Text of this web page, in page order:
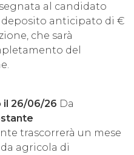
al candidato
anticipato di €
che sarà
del
il 26/06/26 Da
trascorrerà un mese
agricola di